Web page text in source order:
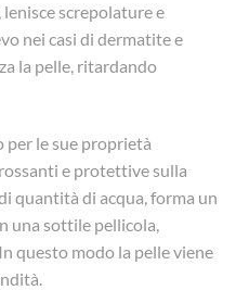
lenisce screpolature e
nei casi di dermatite e
la pelle, ritardando
per le sue proprietà
e protettive sulla
quantità di acqua, forma un
una sottile pellicola,
questo modo la pelle viene